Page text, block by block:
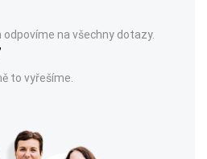
odpovíme na všechny dotazy.
to vyřešíme.